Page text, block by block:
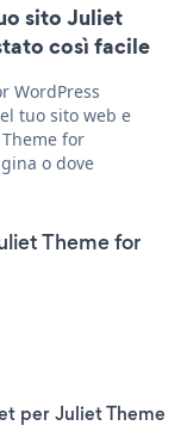
sito Juliet
così facile
WordPress
tuo sito web e
for
o dove
Theme for
per Juliet Theme